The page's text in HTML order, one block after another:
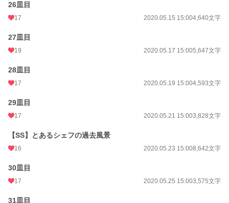
26皿目
17 2020.05.15 15:004,640文字
27皿目
19 2020.05.17 15:005,647文字
28皿目
17 2020.05.19 15:004,593文字
29皿目
17 2020.05.21 15:003,828文字
【SS】とあるシェフの過去風景
16 2020.05.23 15:008,642文字
30皿目
17 2020.05.25 15:003,575文字
31皿目